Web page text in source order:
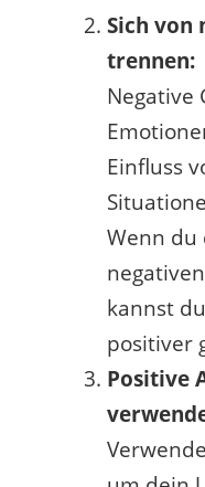
Sich von
trennen:
Negative
Einfluss
Wenn du
kannst
positiver
Positive